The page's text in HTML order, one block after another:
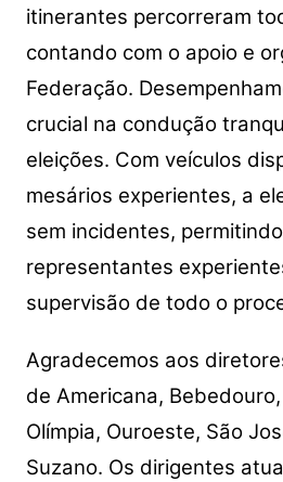
itinerantes percorreram
contando com o apoio e
Federação.
crucial na condução
eleições. Com veículos
mesários experientes, a
sem incidentes,
representantes
supervisão de todo o
Agradecemos aos
de Americana,
Olímpia, Ouroeste, São
Suzano. Os dirigentes